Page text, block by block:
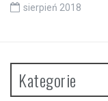
sierpień 2018
Kategorie